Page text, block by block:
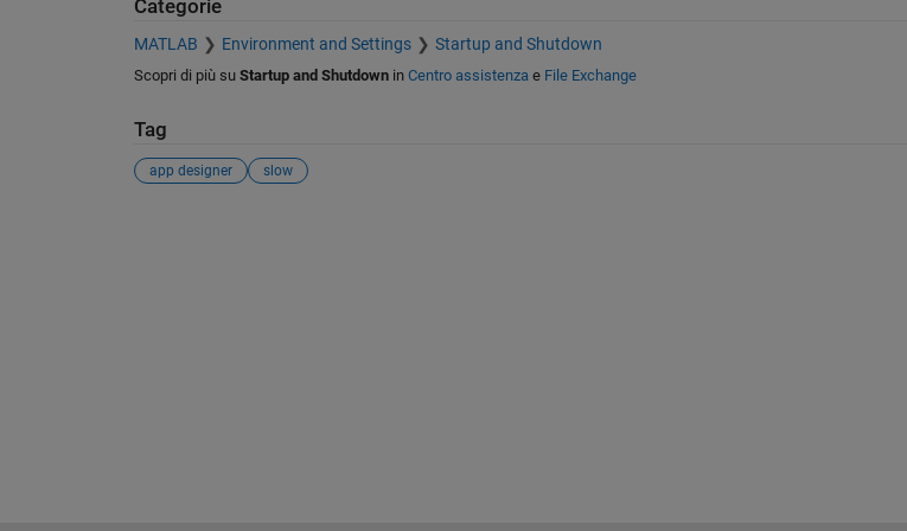
Categorie
MATLAB Environment and Settings Startup and Shutdown
Scopri di più su Startup and Shutdownin Centro assistenzae File Exchange
Tag
app designer slow